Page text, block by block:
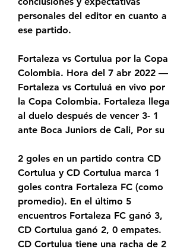
personales del editor en cuanto a
ese partido.
Fortaleza vs Cortulua por la Copa
Colombia. Hora del 7 abr 2022 —
Fortaleza vs Cortuluá en vivo por
la Copa Colombia. Fortaleza llega
al duelo después de vencer 3- 1
ante Boca Juniors de Cali, Por su
2 goles en un partido contra CD
Cortulua y CD Cortulua marca 1
goles contra Fortaleza FC (como
promedio). En el último 5
encuentros Fortaleza FC ganó 3,
CD Cortulua ganó 2, 0 empates.
CD Cortulua tiene una racha de 2